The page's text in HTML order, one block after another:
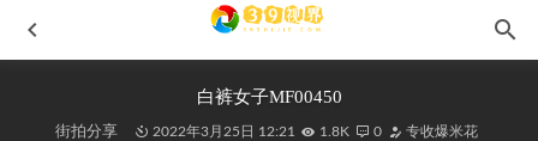
白裤女子MF00450
街拍分享 2022年3月25日 12:21 1.8K 0 专收爆米花